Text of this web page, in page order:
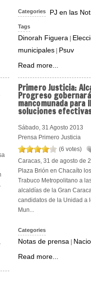
Categories PJ en las
Tags
Dinorah Figuera
municipales
Psuv
Read more...
Primero Justicia:
Progreso
mancomunada para
soluciones
Sábado, 31 Agosto 2013
Prensa Primero Justicia
(6 votes)
Caracas, 31 de agosto de
Plaza Brión en Chacaíto
Trabuco Metropolitano a
alcaldías de la Gran
candidatos de la Unidad a
Mun...
Categories
Notas de prensa |
Read more...